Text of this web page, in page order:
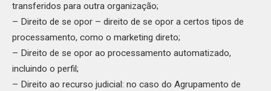
transferidos para outra organização;
– Direito de se opor – direito de se opor a certos tipos de
processamento, como o marketing direto;
– Direito de se opor ao processamento automatizado,
incluindo o perfil;
– Direito ao recurso judicial: no caso do Agrupamento de